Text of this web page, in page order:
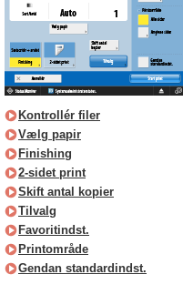
Kontrollér filer
Vælg papir
Finishing
2-sidet print
Skift antal kopier
Tilvalg
Favoritindst.
Printområde
Gendan standardindst.